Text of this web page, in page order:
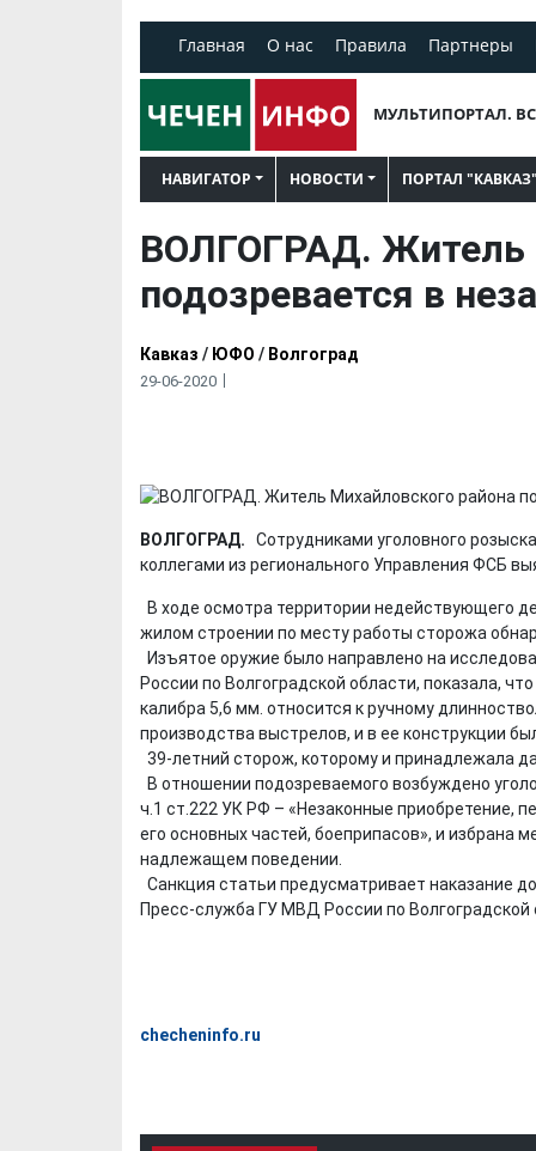
Главная О нас Правила Партнеры
МУЛЬТИПОРТАЛ.
НАВИГАТОР НОВОСТИ ПОРТАЛ "КАВКАЗ"
ВОЛГОГРАД. Житель
подозревается в
Кавказ / ЮФО / Волгоград
29-06-2020
ВОЛГОГРАД.
Сотрудниками уголовного
коллегами из регионального Управления ФСБ
В ходе осмотра территории недействующего
жилом строении по месту работы сторожа
Изъятое оружие было направлено на
России по Волгоградской области, показала,
калибра 5,6 мм. относится к ручному
производства выстрелов, и в ее конструкции
39-летний сторож, которому и принадлежала
В отношении подозреваемого возбуждено
ч.1 ст.222 УК РФ – «Незаконные приобретение,
его основных частей, боеприпасов», и избрана
надлежащем поведении.
Санкция статьи предусматривает наказание
Пресс-служба ГУ МВД России по Волгоградской
checheninfo.ru